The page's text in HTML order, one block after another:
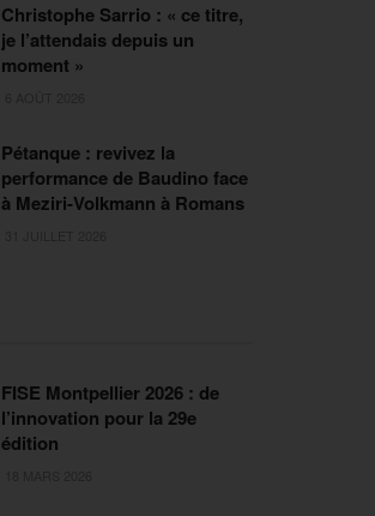
Christophe Sarrio : « ce titre,
je l’attendais depuis un
moment »
Pétanque : revivez la
performance de Baudino face
à Meziri-Volkmann à Romans
FISE Montpellier 2026 : de
l’innovation pour la 29e
édition